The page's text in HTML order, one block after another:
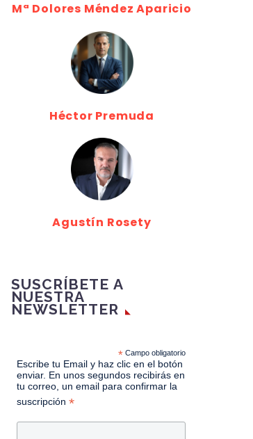
Mª Dolores Méndez Aparicio
Héctor Premuda
Agustín Rosety
SUSCRÍBETE A
NUESTRA
NEWSLETTER
*Campo obligatorio
Escribe tu Email y haz clic en el botón
enviar. En unos segundos recibirás en
tu correo, un email para confirmar la
suscripción *